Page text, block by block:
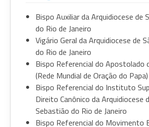
Bispo Auxiliar da Arquidiocese de
do Rio de Janeiro
Vigário Geral da Arquidiocese de
do Rio de Janeiro
Bispo Referencial do Apostolado
(Rede Mundial de Oração do Papa)
Bispo Referencial do Instituto
Direito Canônico da Arquidiocese
Sebastião do Rio de Janeiro
Bispo Referencial do Movimento